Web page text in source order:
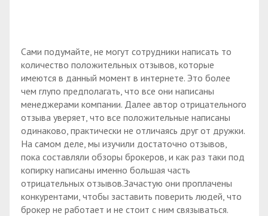
Сами подумайте, не могут сотрудники написать то
количество положительных отзывов, которые
имеются в данный момент в интернете. Это более
чем глупо предполагать, что все они написаны
менеджерами компании. Далее автор отрицательного
отзыва уверяет, что все положительные написаны
одинаково, практически не отличаясь друг от дружки.
На самом деле, мы изучили достаточно отзывов,
пока составляли обзоры брокеров, и как раз таки под
копирку написаны именно большая часть
отрицательных отзывов.Зачастую они проплачены
конкурентами, чтобы заставить поверить людей, что
брокер не работает и не стоит с ним связываться.